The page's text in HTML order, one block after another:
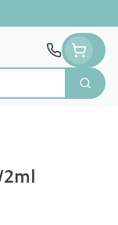
Zoek